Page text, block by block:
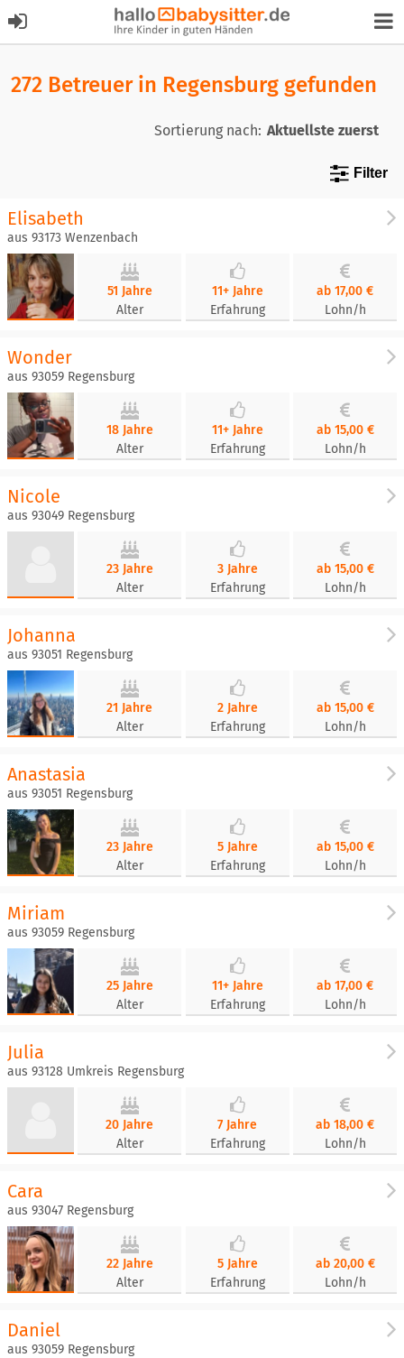
272 Betreuer in Regensburg gefunden
Sortierung nach:
Filter
Elisabeth
aus 93173 Wenzenbach
51 Jahre
Alter
11+ Jahre
Erfahrung
ab 17,00 €
Lohn/h
Wonder
aus 93059 Regensburg
18 Jahre
Alter
11+ Jahre
Erfahrung
ab 15,00 €
Lohn/h
Nicole
aus 93049 Regensburg
23 Jahre
Alter
3 Jahre
Erfahrung
ab 15,00 €
Lohn/h
Johanna
aus 93051 Regensburg
21 Jahre
Alter
2 Jahre
Erfahrung
ab 15,00 €
Lohn/h
Anastasia
aus 93051 Regensburg
23 Jahre
Alter
5 Jahre
Erfahrung
ab 15,00 €
Lohn/h
Miriam
aus 93059 Regensburg
25 Jahre
Alter
11+ Jahre
Erfahrung
ab 17,00 €
Lohn/h
Julia
aus 93128 Umkreis Regensburg
20 Jahre
Alter
7 Jahre
Erfahrung
ab 18,00 €
Lohn/h
Cara
aus 93047 Regensburg
22 Jahre
Alter
5 Jahre
Erfahrung
ab 20,00 €
Lohn/h
Daniel
aus 93059 Regensburg